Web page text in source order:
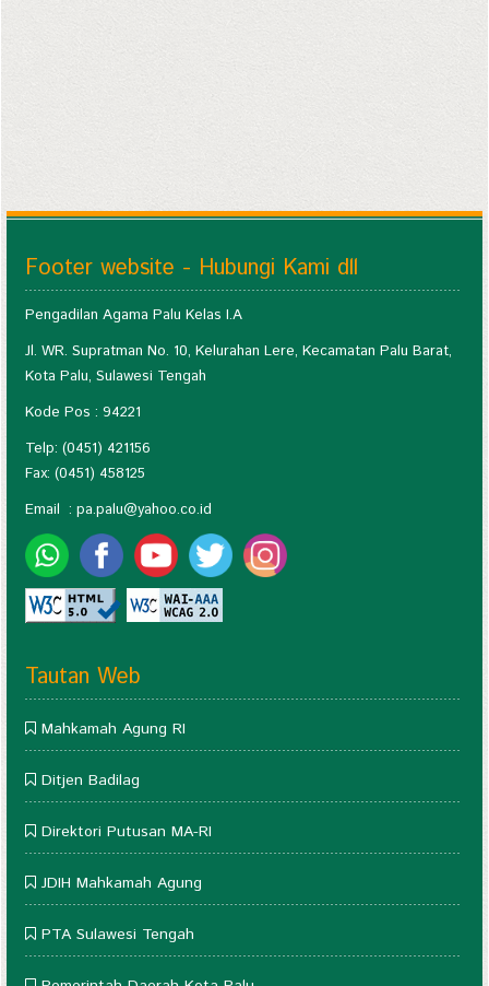
Footer website - Hubungi Kami dll
Pengadilan Agama Palu Kelas I.A
Jl. WR. Supratman No. 10, Kelurahan Lere, Kecamatan Palu Barat,
Kota Palu, Sulawesi Tengah
Kode Pos : 94221
Telp: (0451) 421156
Fax: (0451) 458125
Email : pa.palu@yahoo.co.id
Tautan Web
Mahkamah Agung RI
Ditjen Badilag
Direktori Putusan MA-RI
JDIH Mahkamah Agung
PTA Sulawesi Tengah